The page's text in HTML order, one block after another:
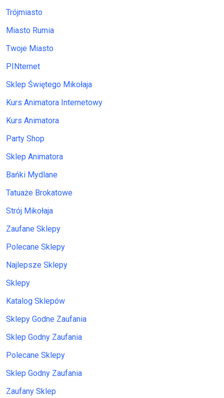
Trójmiasto
Miasto Rumia
Twoje Miasto
PINternet
Sklep Świętego Mikołaja
Kurs Animatora Internetowy
Kurs Animatora
Party Shop
Sklep Animatora
Bańki Mydlane
Tatuaże Brokatowe
Strój Mikołaja
Zaufane Sklepy
Polecane Sklepy
Najlepsze Sklepy
Sklepy
Katalog Sklepów
Sklepy Godne Zaufania
Sklep Godny Zaufania
Polecane Sklepy
Sklep Godny Zaufania
Zaufany Sklep